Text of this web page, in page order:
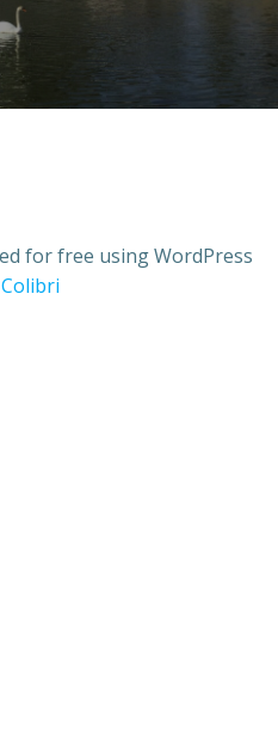
for free using WordPress
Colibri